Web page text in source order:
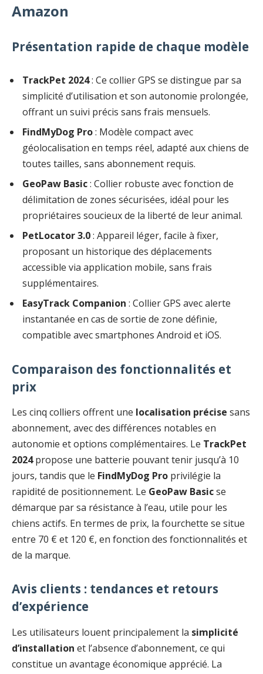
Amazon
Présentation rapide de chaque modèle
TrackPet 2024: Ce collier GPS se distingue par sa
simplicité d’utilisation et son autonomie prolongée,
offrant un suivi précis sans frais mensuels.
FindMyDog Pro: Modèle compact avec
géolocalisation en temps réel, adapté aux chiens de
toutes tailles, sans abonnement requis.
GeoPaw Basic: Collier robuste avec fonction de
délimitation de zones sécurisées, idéal pour les
propriétaires soucieux de la liberté de leur animal.
PetLocator 3.0: Appareil léger, facile à fixer,
proposant un historique des déplacements
accessible via application mobile, sans frais
supplémentaires.
EasyTrack Companion : Collier GPS avec alerte
instantanée en cas de sortie de zone définie,
compatible avec smartphones Android et iOS.
Comparaison des fonctionnalités et
prix
Les cinq colliers offrent une localisation précise sans
abonnement, avec des différences notables en
autonomie et options complémentaires. Le TrackPet
2024propose une batterie pouvant tenir jusqu’à 10
jours, tandis que le FindMyDog Pro privilégie la
rapidité de positionnement. Le GeoPaw Basicse
démarque par sa résistance à l’eau, utile pour les
chiens actifs. En termes de prix, la fourchette se situe
entre 70 € et 120 €, en fonction des fonctionnalités et
de la marque.
Avis clients : tendances et retours
d’expérience
Les utilisateurs louent principalement la simplicité
d’installation et l’absence d’abonnement, ce qui
constitue un avantage économique apprécié. La